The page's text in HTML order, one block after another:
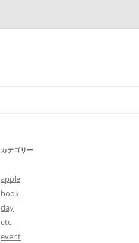
カテゴリー
apple
book
day
etc
event